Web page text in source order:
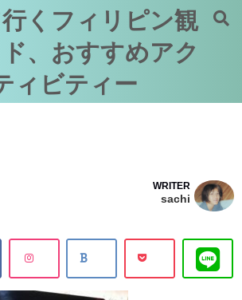
くフィリピン観
、おすすめアク
ィビティー
WRITER
sachi